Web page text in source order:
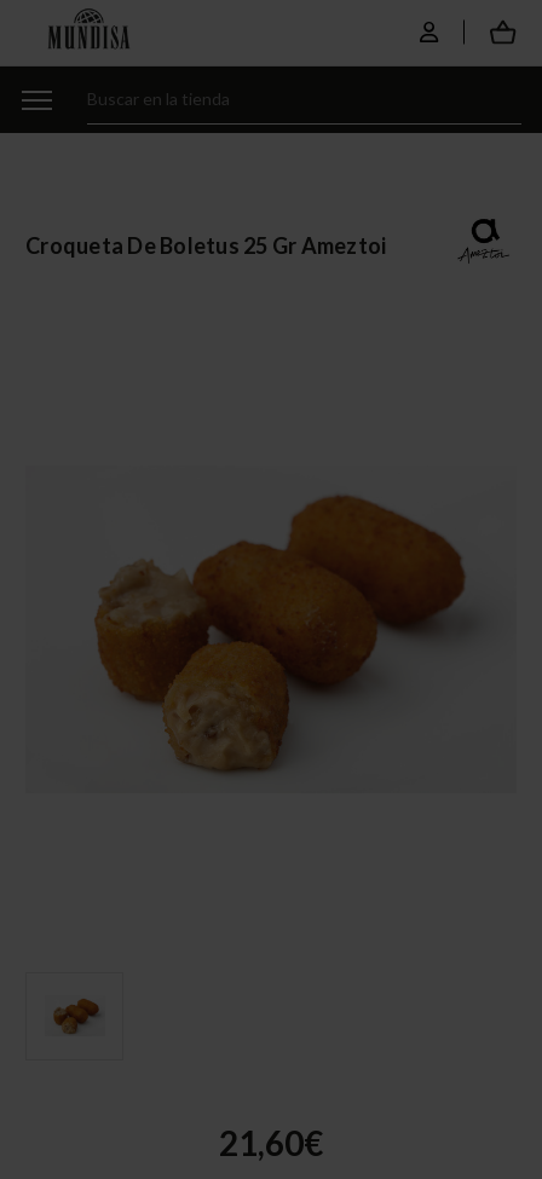
Croqueta De Boletus 25 Gr Ameztoi
21,60€